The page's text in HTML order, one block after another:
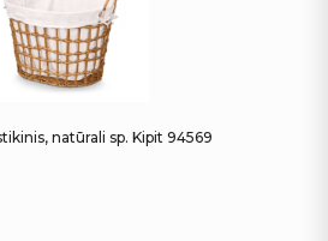
natūrali sp. Kipit 94569